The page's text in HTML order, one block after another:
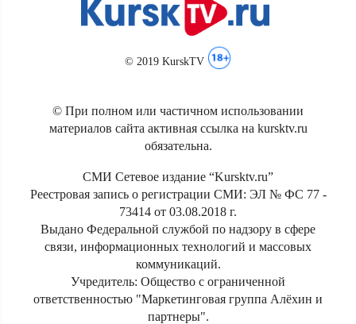
© 2019 KurskTV
© При полном или частичном использовании
материалов сайта активная ссылка на kursktv.ru
обязательна.
СМИ Сетевое издание “Kursktv.ru”
Реестровая запись о регистрации СМИ: ЭЛ № ФС 77 -
73414 от 03.08.2018 г.
Выдано Федеральной службой по надзору в сфере
связи, информационных технологий и массовых
коммуникаций.
Учредитель: Общество с ограниченной
ответственностью "Маркетинговая группа Алёхин и
партнеры".